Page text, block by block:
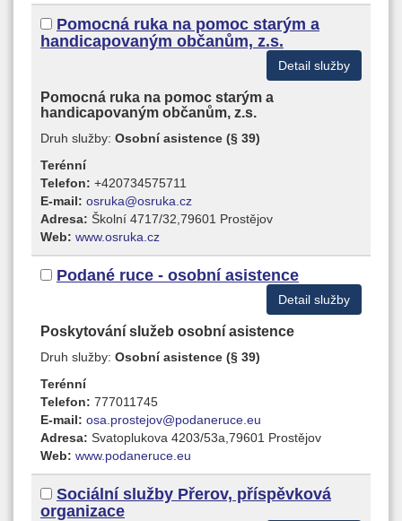
Pomocná ruka na pomoc starým a
handicapovaným občanům, z.s.
Detail služby
Pomocná ruka na pomoc starým a
handicapovaným občanům, z.s.
Druh služby: Osobní asistence (§ 39)
Terénní
Telefon: +420734575711
E-mail: osruka@osruka.cz
Adresa: Školní 4717/32,79601 Prostějov
Web: www.osruka.cz
Podané ruce - osobní asistence
Detail služby
Poskytování služeb osobní asistence
Druh služby: Osobní asistence (§ 39)
Terénní
Telefon: 777011745
E-mail: osa.prostejov@podaneruce.eu
Adresa: Svatoplukova 4203/53a,79601 Prostějov
Web: www.podaneruce.eu
Sociální služby Přerov, příspěvková
organizace